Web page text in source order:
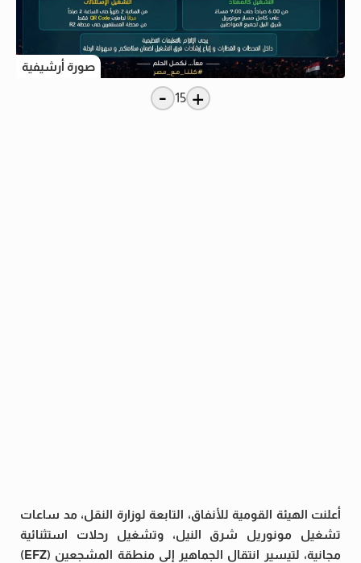
صورة أرشيفية
+
15
-
أعلنت الهيئة القومية للأنفاق، التابعة لوزارة النقل، مد ساعات
تشغيل مونوريل شرق النيل، وتشغيل رحلات استثنائية
مجانية، لتيسير انتقال الجماهير إلى منطقة المشجعين (EFZ)